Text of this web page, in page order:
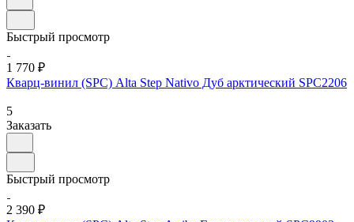
Быстрый просмотр
1 770 ₽
Кварц-винил (SPC) Alta Step Nativo Дуб арктический SPC2206
5
Заказать
Быстрый просмотр
2 390 ₽